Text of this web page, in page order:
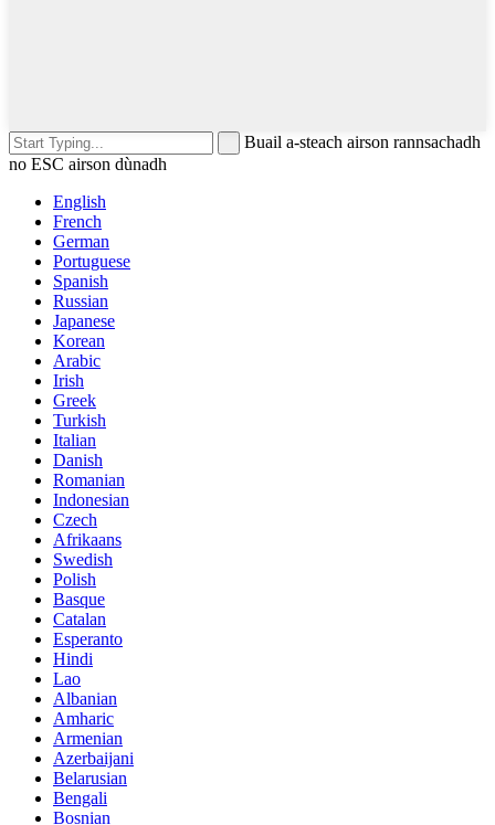
Buail a-steach airson rannsachadh
no ESC airson dùnadh
English
French
German
Portuguese
Spanish
Russian
Japanese
Korean
Arabic
Irish
Greek
Turkish
Italian
Danish
Romanian
Indonesian
Czech
Afrikaans
Swedish
Polish
Basque
Catalan
Esperanto
Hindi
Lao
Albanian
Amharic
Armenian
Azerbaijani
Belarusian
Bengali
Bosnian